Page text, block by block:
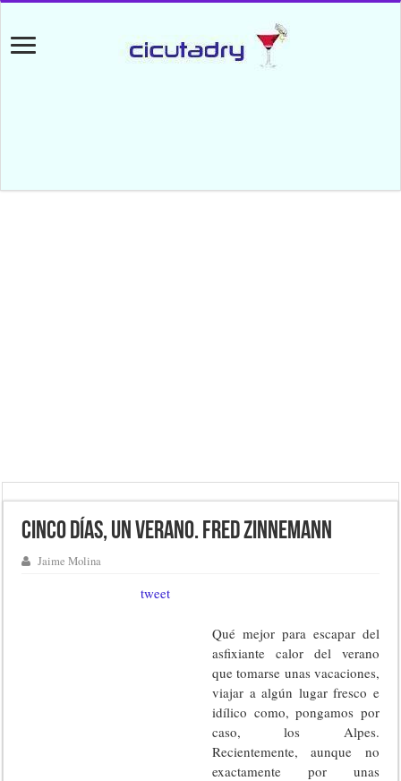
Cinco días, un verano. Fred Zinnemann
Jaime Molina
tweet
Qué mejor para escapar del
asfixiante calor del verano
que tomarse unas vacaciones,
viajar a algún lugar fresco e
idílico como, pongamos por
caso, los Alpes.
Recientemente, aunque no
exactamente por unas